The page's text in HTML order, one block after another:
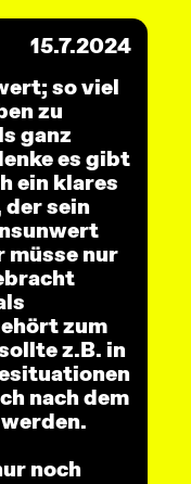
15.7.2024
so viel
zu
ganz
es gibt
ein klares
der sein
müsse nur
zum
z.B. in
nach dem
noch